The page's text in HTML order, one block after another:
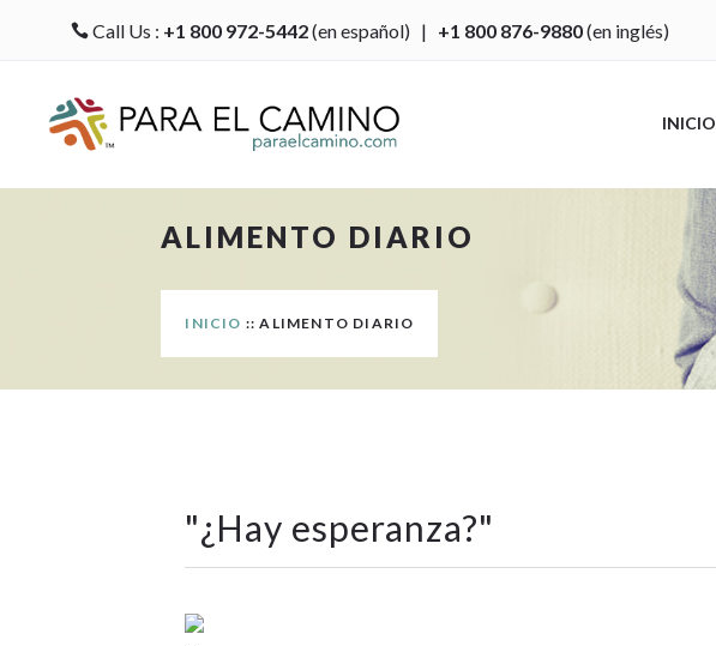
Call Us : +1 800 972-5442(en español) | +1 800 876-9880(en inglés)
INICIO
ALIMENTO DIARIO
INICIO :: ALIMENTO DIARIO
"¿Hay esperanza?"